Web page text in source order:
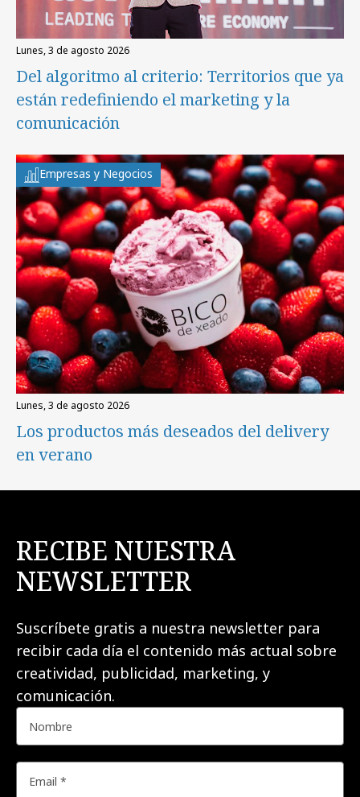
lunes, 3 de agosto 2026
Del algoritmo al criterio: Territorios que ya
están redefiniendo el marketing y la
comunicación
Empresas y Negocios
lunes, 3 de agosto 2026
Los productos más deseados del delivery
en verano
RECIBE NUESTRA
NEWSLETTER
Suscríbete gratis a nuestra newsletter para
recibir cada día el contenido más actual sobre
creatividad, publicidad, marketing, y
comunicación.